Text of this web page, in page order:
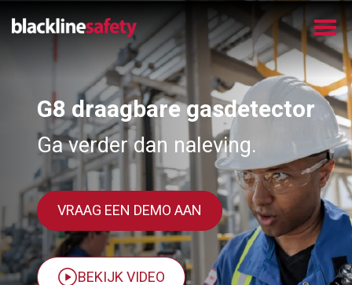
G8 draagbare gasdetector
Ga verder dan naleving.
VRAAG EEN DEMO AAN
BEKIJK VIDEO